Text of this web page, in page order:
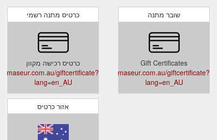
כרטיס מתנה רשמי
כרטיס רכישה מקוון
giftcertificate?
lang=en_AU
שובר מתנה
Gift Certificates
www.maseur.com.au/giftcertificate?
lang=en_AU
אזור כרטיס